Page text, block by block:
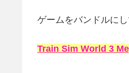
ゲームをバンドルに
Train Sim World 3